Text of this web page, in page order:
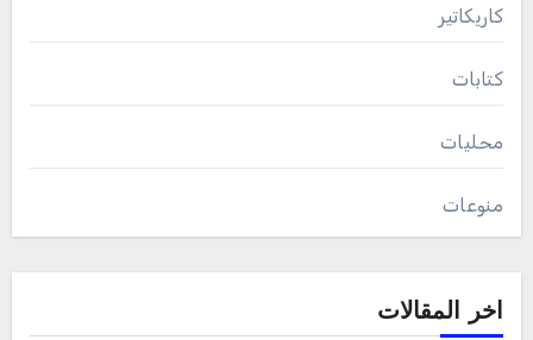
كاريكاتير
كتابات
محليات
منوعات
اخر المقالات